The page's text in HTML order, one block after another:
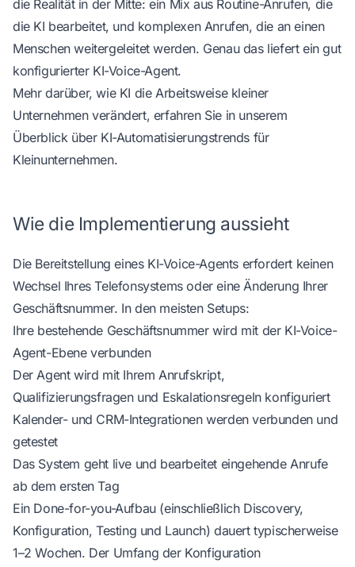
die Realität in der Mitte: ein Mix aus Routine-Anrufen, die
die KI bearbeitet, und komplexen Anrufen, die an einen
Menschen weitergeleitet werden. Genau das liefert ein gut
konfigurierter KI-Voice-Agent.
Mehr darüber, wie KI die Arbeitsweise kleiner
Unternehmen verändert, erfahren Sie in unserem
Überblick über KI-Automatisierungstrends für
Kleinunternehmen.
Wie die Implementierung aussieht
Die Bereitstellung eines KI-Voice-Agents erfordert keinen
Wechsel Ihres Telefonsystems oder eine Änderung Ihrer
Geschäftsnummer. In den meisten Setups:
Ihre bestehende Geschäftsnummer wird mit der KI-Voice-
Agent-Ebene verbunden
Der Agent wird mit Ihrem Anrufskript,
Qualifizierungsfragen und Eskalationsregeln konfiguriert
Kalender- und CRM-Integrationen werden verbunden und
getestet
Das System geht live und bearbeitet eingehende Anrufe
ab dem ersten Tag
Ein Done-for-you-Aufbau (einschließlich Discovery,
Konfiguration, Testing und Launch) dauert typischerweise
1–2 Wochen. Der Umfang der Konfiguration